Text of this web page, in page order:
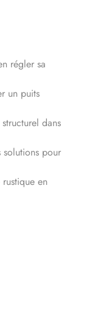
régler sa
un puits
dans
pour
en